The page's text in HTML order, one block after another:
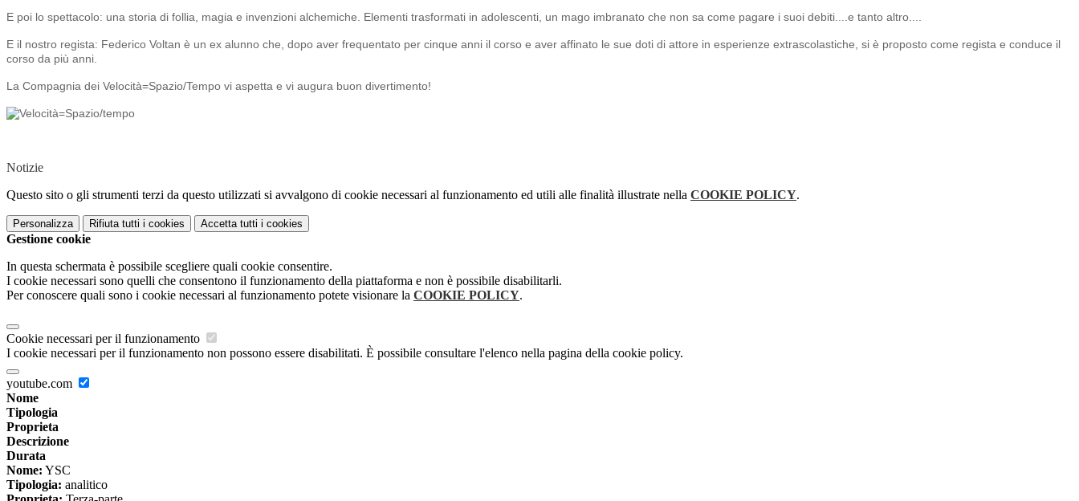
E poi lo spettacolo: una storia di follia, magia e invenzioni alchemiche. Elementi trasformati in adolescenti, un mago imbranato che non sa come pagare i suoi debiti....e tanto altro....
E il nostro regista: Federico Voltan è un ex alunno che, dopo aver frequentato per cinque anni il corso e aver affinato le sue doti di attore in esperienze extrascolastiche, si è proposto come regista e conduce il
corso da più anni.
La Compagnia dei Velocità=Spazio/Tempo vi aspetta e vi augura buon divertimento!
Notizie
Questo sito o gli strumenti terzi da questo utilizzati si avvalgono di cookie necessari al funzionamento ed utili alle finalità illustrate nella COOKIE POLICY.
Personalizza Rifiuta tutti i cookies Accetta tutti i cookies
Gestione cookie
In questa schermata è possibile scegliere quali cookie consentire.
I cookie necessari sono quelli che consentono il funzionamento della piattaforma e non è possibile disabilitarli.
Per conoscere quali sono i cookie necessari al funzionamento potete visionare la COOKIE POLICY.
Cookie necessari per il funzionamento
I cookie necessari per il funzionamento non possono essere disabilitati. È possibile consultare l'elenco nella pagina della cookie policy.
youtube.com
Nome
Tipologia
Proprieta
Descrizione
Durata
Nome: YSC
Tipologia: analitico